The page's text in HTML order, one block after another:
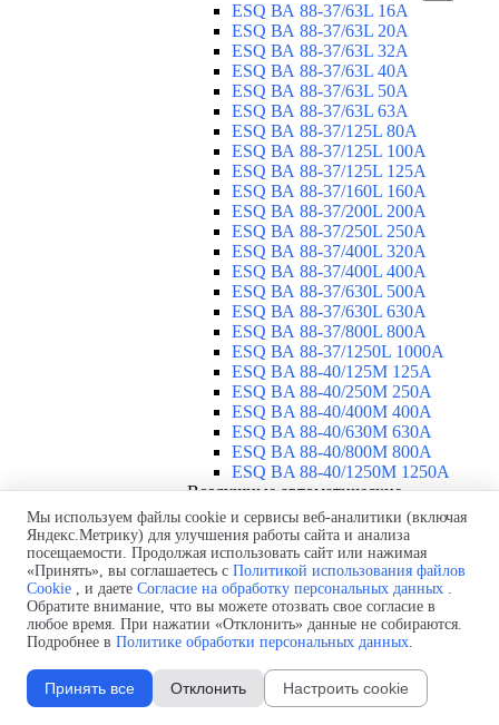
ESQ ВА 88-37/63L 16A
ESQ ВА 88-37/63L 20A
ESQ ВА 88-37/63L 32A
ESQ ВА 88-37/63L 40A
ESQ ВА 88-37/63L 50A
ESQ ВА 88-37/63L 63A
ESQ ВА 88-37/125L 80A
ESQ ВА 88-37/125L 100A
ESQ ВА 88-37/125L 125A
ESQ ВА 88-37/160L 160A
ESQ ВА 88-37/200L 200A
ESQ ВА 88-37/250L 250A
ESQ ВА 88-37/400L 320A
ESQ ВА 88-37/400L 400A
ESQ ВА 88-37/630L 500A
ESQ ВА 88-37/630L 630A
ESQ ВА 88-37/800L 800A
ESQ ВА 88-37/1250L 1000A
ESQ BA 88-40/125M 125A
ESQ BA 88-40/250M 250A
ESQ BA 88-40/400M 400A
ESQ BA 88-40/630М 630A
ESQ BA 88-40/800M 800A
ESQ BA 88-40/1250М 1250A
Воздушные автоматические
выключатели
▼
ESQ ВА99-40B 3F M2C2S2 M
2500A
ESQ ВА99-40A 3F M2C2S2 М
800A
ESQ ВА99-40A 3F M2C2S2 М
630A
ESQ ВА99-40A 3F M2C2S2 М
2000A
ESQ ВА99-40A 3F M2C2S2 М
Мы используем файлы cookie и сервисы веб-аналитики (включая
Яндекс.Метрику) для улучшения работы сайта и анализа
посещаемости. Продолжая использовать сайт или нажимая
«Принять», вы соглашаетесь с Политикой использования файлов
Cookie , и даете Согласие на обработку персональных данных .
Обратите внимание, что вы можете отозвать свое согласие в
любое время. При нажатии «Отклонить» данные не собираются.
Подробнее в Политике обработки персональных данных.
Принять все Отклонить Настроить cookie